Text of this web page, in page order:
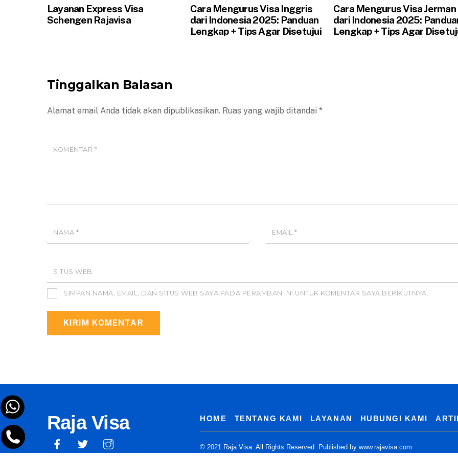
Layanan Express Visa
Schengen Rajavisa
Cara Mengurus Visa Inggris
dari Indonesia 2025: Panduan
Lengkap + Tips Agar Disetujui
Cara Mengurus Visa Jerman
dari Indonesia 2025:
Lengkap + Tips Agar
Tinggalkan Balasan
Alamat email Anda tidak akan dipublikasikan. Ruas yang wajib ditandai *
KOMENTAR *
NAMA * EMAIL*
SITUS WEB
SIMPAN NAMA, EMAIL, DAN SITUS WEB SAYA PADA PERAMBAN INI UNTUK KOMENTAR SAYA BERIKUTNYA.
Raja Visa HOME TENTANG KAMI LAYANAN HUBUNGI KAMI
© 2021 Raja Visa. All Rights Reserved. Published bywww.rajavisa.com